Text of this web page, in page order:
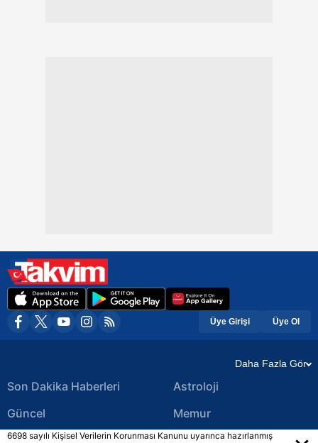
Üye Girişi Üye Ol
Daha Fazla Gör
Son Dakika Haberleri
Güncel
Astroloji
Memur
6698 sayılı Kişisel Verilerin Korunması Kanunu uyarınca hazırlanmış